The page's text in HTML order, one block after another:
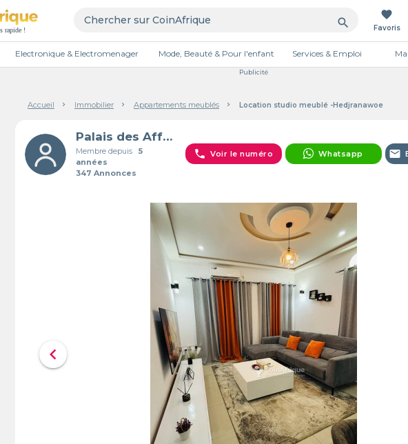
search
favorite
Favoris
Electronique & Electromenager Mode, Beauté & Pour l'enfant Services & Emploi
Publicité
Accueil Immobilier Appartements meublés Location studio meublé -Hedjranawoe
Palais des Affaires Cool-Well
Membre depuis5
années
347 Annonces
phone Voir le numéro Whatsapp email
chevron_left